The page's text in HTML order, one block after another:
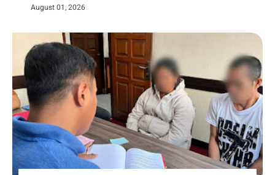
August 01, 2026